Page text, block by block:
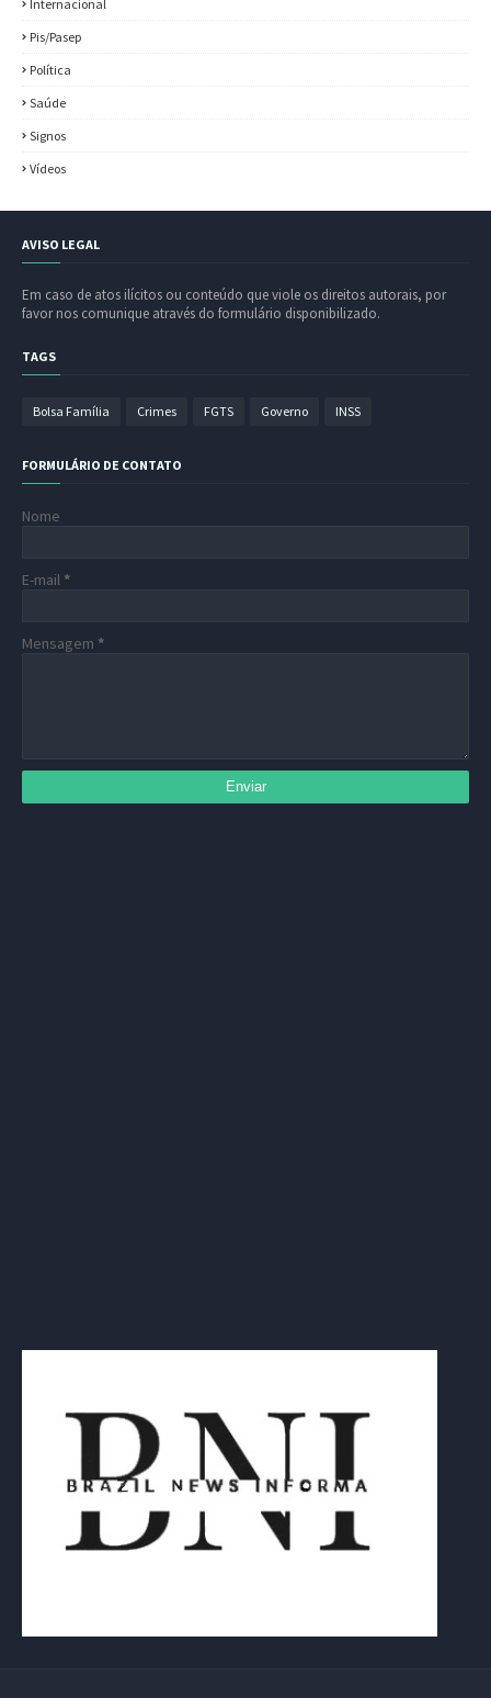
Internacional
Pis/Pasep
Política
Saúde
Signos
Vídeos
AVISO LEGAL
Em caso de atos ilícitos ou conteúdo que viole os direitos autorais, por
favor nos comunique através do formulário disponibilizado.
TAGS
Bolsa Família Crimes FGTS Governo INSS
FORMULÁRIO DE CONTATO
Nome
E-mail *
Mensagem *